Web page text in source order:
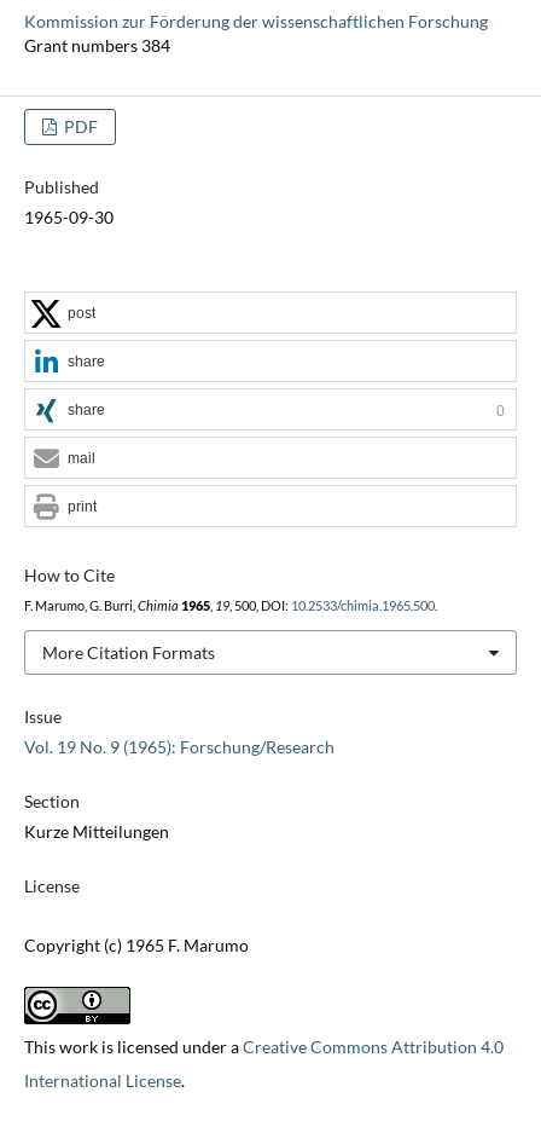
Kommission zur Förderung der wissenschaftlichen Forschung
Grant numbers 384
PDF
Published
1965-09-30
Issue
Vol. 19 No. 9 (1965): Forschung/Research
Section
Kurze Mitteilungen
License
Copyright (c) 1965 F. Marumo
This work is licensed under aCreative Commons Attribution 4.0
International License.
How to Cite
F. Marumo, G. Burri, Chimia 1965, 19, 500, DOI: 10.2533/chimia.1965.500.
More Citation Formats
post
share
share 0
mail
print